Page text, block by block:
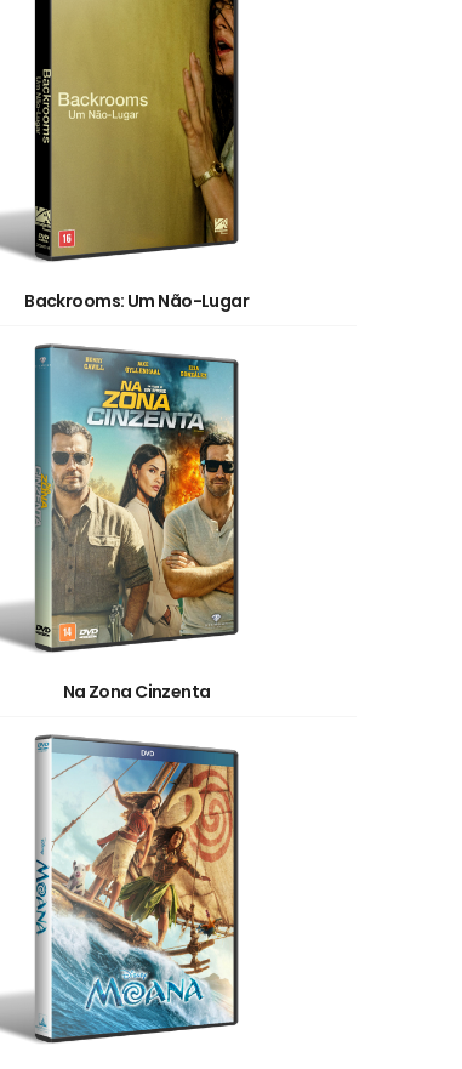
Backrooms: Um Não-Lugar
Na Zona Cinzenta